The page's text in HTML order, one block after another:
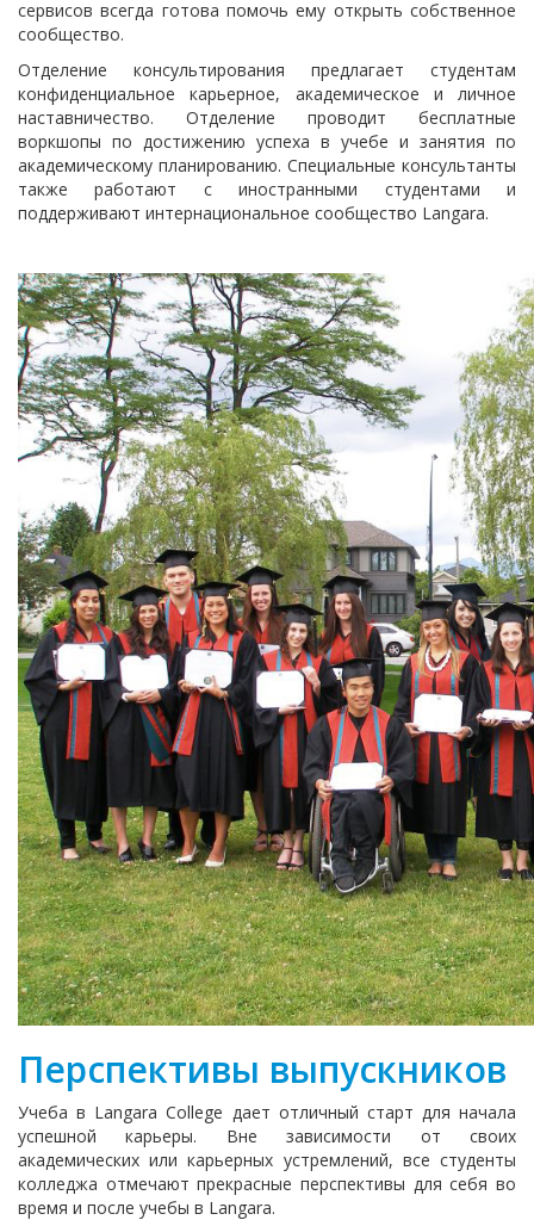
сервисов всегда готова помочь ему открыть собственное
сообщество.
Отделение консультирования предлагает студентам
конфиденциальное карьерное, академическое и личное
наставничество. Отделение проводит бесплатные
воркшопы по достижению успеха в учебе и занятия по
академическому планированию. Специальные консультанты
также работают с иностранными студентами и
поддерживают интернациональное сообщество Langara.
Перспективы выпускников
Учеба в Langara College дает отличный старт для начала
успешной карьеры. Вне зависимости от своих
академических или карьерных устремлений, все студенты
колледжа отмечают прекрасные перспективы для себя во
время и после учебы в Langara.